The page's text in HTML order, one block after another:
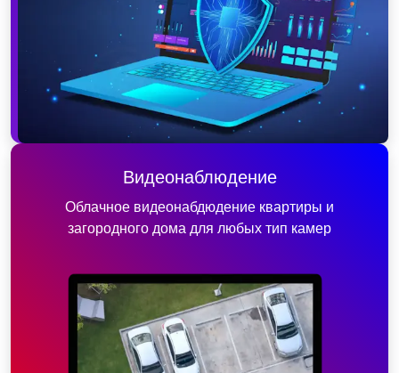
Видеонаблюдение
Облачное видеонабдюдение квартиры и
загородного дома для любых тип камер